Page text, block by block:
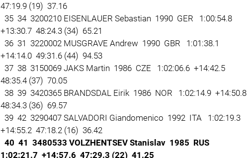
47:19.9 (19) 37.16
35 34 3200210 EISENLAUER Sebastian 1990 GER 1:00:54.8
+13:30.7 48:24.3 (34) 65.21
36 31 3220002 MUSGRAVE Andrew 1990 GBR 1:01:38.1
+14:14.0 49:31.6 (44) 94.53
37 38 3150069 JAKS Martin 1986 CZE 1:02:06.6 +14:42.5
48:35.4 (37) 70.05
38 39 3420365 BRANDSDAL Eirik 1986 NOR 1:02:14.9 +14:50.8
48:34.3 (36) 69.57
39 42 3290407 SALVADORI Giandomenico 1992 ITA 1:02:19.3
+14:55.2 47:18.2 (16) 36.42
40 41 3480533 VOLZHENTSEV Stanislav 1985 RUS
1:02:21.7 +14:57.6 47:29.3 (22) 41.25